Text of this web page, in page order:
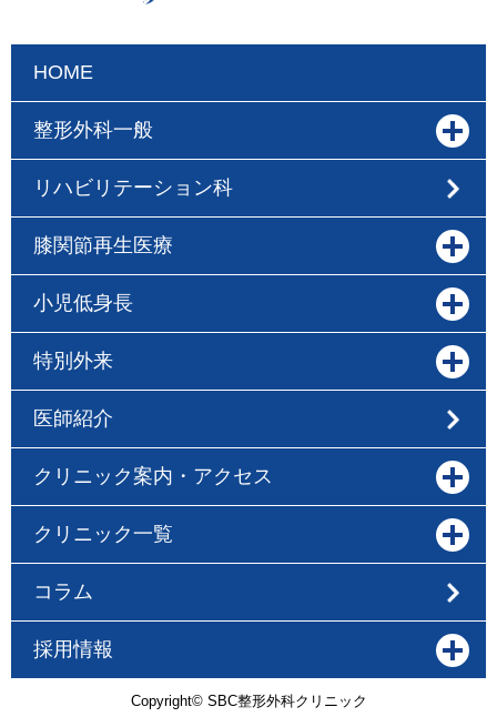
HOME
整形外科一般
リハビリテーション科
膝関節再生医療
小児低身長
特別外来
医師紹介
クリニック案内・アクセス
クリニック一覧
コラム
採用情報
Copyright© SBC整形外科クリニック